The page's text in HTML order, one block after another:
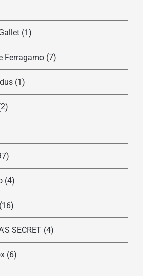
(1)
Ferragamo (7)
(1)
(4)
(16)
SECRET (4)
(6)